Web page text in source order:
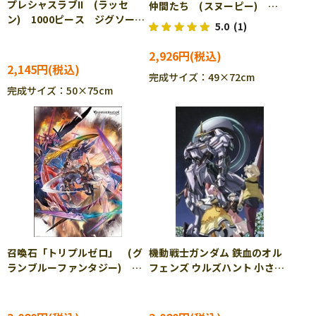
プレシャスラブII (ラッセ
ン) 1000ピース ジグソーパ
2,145円
完成サイズ：50×75cm
仲間たち (スヌーピー)
1000ピース ジグソーパズ
ル BEV-1000-143
5.0 (1)
2,926円
完成サイズ：49×72cm
召喚石「トリプルゼロ」 (グ
ランブルーファンタジー)
機動戦士ガンダム 鉄血のオル
フェンズ ウルズハント 小さな
パズル BEV-1000-134